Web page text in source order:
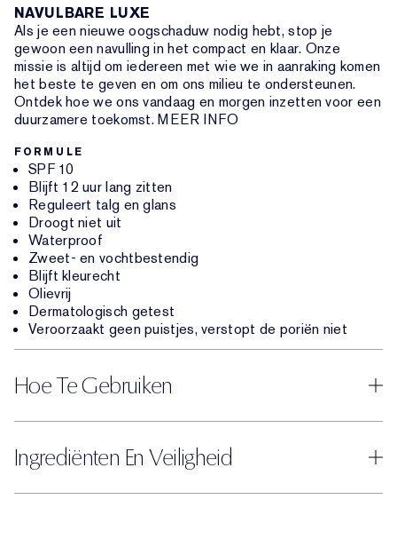
NAVULBARE LUXE
Als je een nieuwe oogschaduw nodig hebt, stop je
gewoon een navulling in het compact en klaar. Onze
missie is altijd om iedereen met wie we in aanraking komen
het beste te geven en om ons milieu te ondersteunen.
Ontdek hoe we ons vandaag en morgen inzetten voor een
duurzamere toekomst. MEER INFO
FORMULE
SPF 10
Blijft 12 uur lang zitten
Reguleert talg en glans
Droogt niet uit
Waterproof
Zweet- en vochtbestendig
Blijft kleurecht
Olievrij
Dermatologisch getest
Veroorzaakt geen puistjes, verstopt de poriën niet
Hoe Te Gebruiken
Ingrediënten En Veiligheid